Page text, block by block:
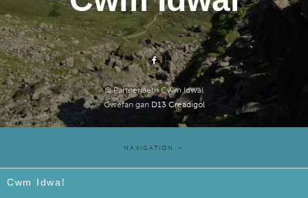
© Partneriaeth Cwm Idwal
Gwefan gan D13 Creadigol
NAVIGATION
Cwm Idwal